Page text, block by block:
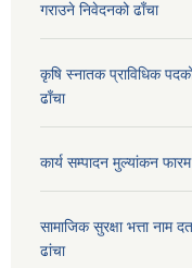
गराउने निवेदनको ढाँचा
कृषि स्नातक प्राविधिक
ढाँचा
कार्य सम्पादन मुल्यांकन
सामाजिक सुरक्षा भत्ता नाम
ढांचा